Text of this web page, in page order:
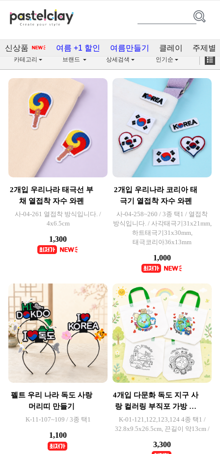
신상품 여름 +1 할인 여름만들기 클레이 주제별
호국보훈의달(95)
카테고리 브랜드 상세검색 인기순
2개입 우리나라 태극선 부
채 열접착 자수 와펜
사-04-261 열접착 방식입니다. /
4x6.5cm
1,300
2개입 우리나라 코리아 태
극기 열접착 자수 와펜
사-04-258~260 / 3종 택1 / 열접착
방식입니다. / 사각태극기31x21mm,
하트태극기31x30mm,
태극코리아36x13mm
1,000
펠트 우리 나라 독도 사랑
머리띠 만들기
K-11-107~109 / 3종 택1
1,100
4개입 다문화 독도 지구 사
랑 컬러링 부직포 가방 만
들기
K-01-121,122,123,124 4종 택1 /
32.8x9.5x26.5cm, 끈길이 약13cm /
3,300